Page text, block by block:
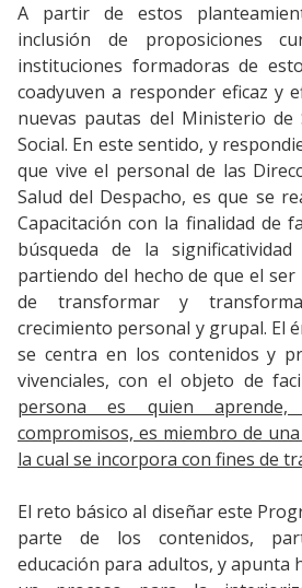
A partir de estos
inclusión de proposiciones
instituciones formadoras de
coadyuven a responder eficaz y
nuevas pautas del Ministerio de
Social. En este sentido, y
que vive el personal de las
Salud del Despacho, es que se
Capacitación con la finalidad de
búsqueda de la
partiendo del hecho de que el
de transformar y
crecimiento personal y grupal. El
se centra en los contenidos y
vivenciales, con el objeto de
persona es quien
compromisos, es miembro de
la cual se incorpora con fines de
El reto básico al diseñar este
parte de los contenidos,
educación para adultos, y apunta